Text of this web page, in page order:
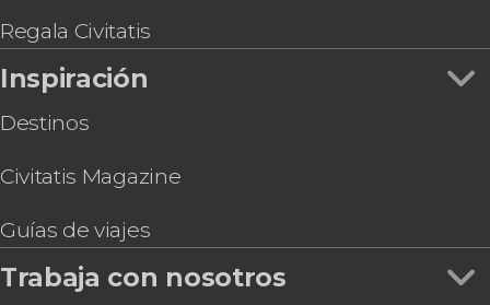
Regala Civitatis
Inspiración
Destinos
Civitatis Magazine
Guías de viajes
Trabaja con nosotros